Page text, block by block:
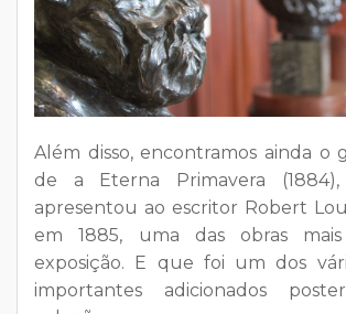
Além disso, encontramos ainda o
de a Eterna Primavera
apresentou ao escritor Robert
em 1885, uma das obras
exposição. E que foi um dos
importantes adicionados